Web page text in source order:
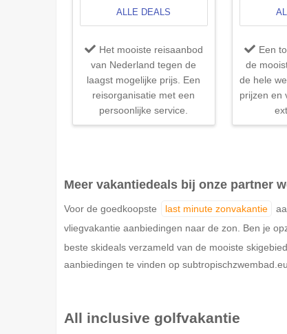
ALLE DEALS
Het mooiste reisaanbod
van Nederland tegen de
laagst mogelijke prijs. Een
reisorganisatie met een
persoonlijke service.
Een
de
de hele
prijzen en
Meer vakantiedeals bij onze partner
Voor de goedkoopste last minute zonvakantie
vliegvakantie aanbiedingen naar de zon. Ben je
beste skideals verzameld van de mooiste
aanbiedingen te vinden op
All inclusive golfvakantie